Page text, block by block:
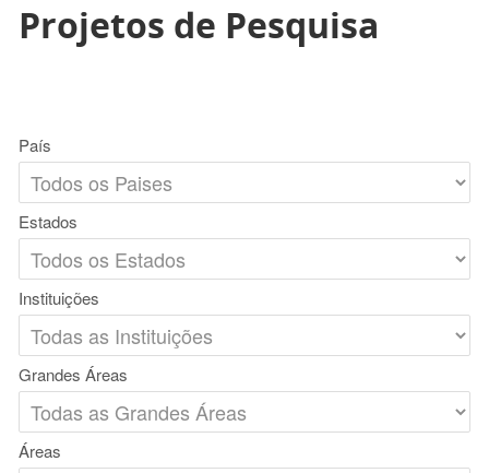
Projetos de Pesquisa
País
Estados
Instituições
Grandes Áreas
Áreas